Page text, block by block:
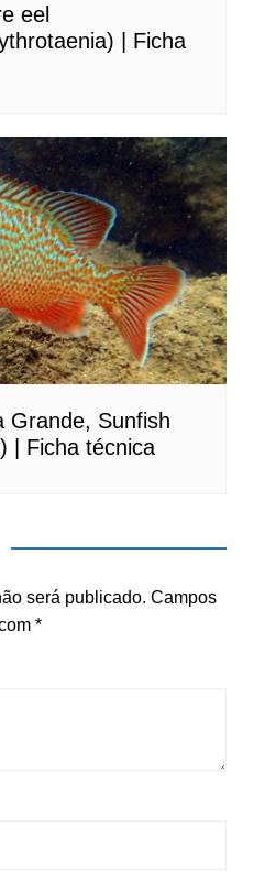
eel
| Ficha
Grande, Sunfish
| Ficha técnica
será publicado. Campos
*